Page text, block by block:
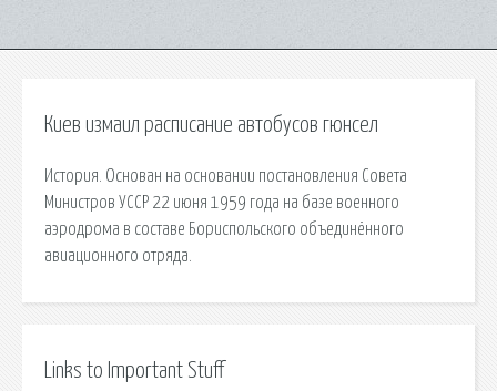
Киев измаил расписание автобусов гюнсел
История. Основан на основании постановления Совета
Министров УССР 22 июня 1959 года на базе военного
аэродрома в составе Бориспольского объединённого
авиационного отряда.
Links to Important Stuff